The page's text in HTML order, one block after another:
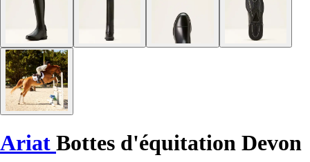
Ariat Bottes d'équitation Devon